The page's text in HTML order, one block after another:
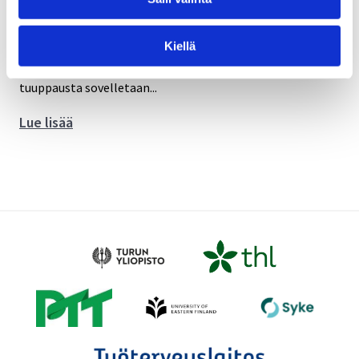
Kiellä
tekemään terveyden ja ympäristön kannalta parempia
valintoja, kuitenkin valinnanvapaus säilyttäen.
Ilmastotuuppaus-hankkeessa (CLIMATE NUDGE)
tuuppausta sovelletaan...
Lue lisää
vähemmän
päästöjä